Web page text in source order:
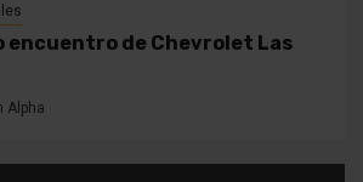
encuentro de Chevrolet Las
Alpha